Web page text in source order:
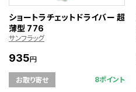
ショートラチェットドライバー 超
薄型 776
サンフラッグ
935円
お取り寄せ 8ポイント